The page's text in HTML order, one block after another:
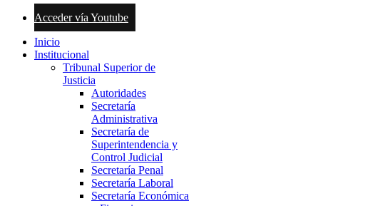
Acceder vía Youtube
Inicio
Institucional
Tribunal Superior de
Justicia
Autoridades
Secretaría
Administrativa
Secretaría de
Superintendencia y
Control Judicial
Secretaría Penal
Secretaría Laboral
Secretaría Económica